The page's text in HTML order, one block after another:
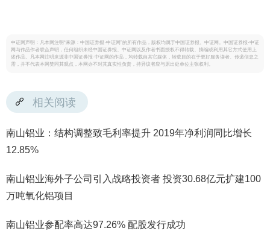
中证网声明：凡本网注明“来源：中国证券报·中证网”的所有作品，版权均属于中国证券报、中证网。中国证券报·中证
网与作品作者联合声明，任何组织未经中国证券报、中证网以及作者书面授权不得转载、摘编或利用其它方式使用上
述作品。凡本网注明来源非中国证券报·中证网的作品，均转载自其它媒体，转载目的在于更好服务读者、传递信息之
需，并不代表本网赞同其观点，本网亦不对其真实性负责，持异议者应与原出处单位主张权利。
相关阅读
南山铝业：结构调整致毛利率提升 2019年净利润同比增长
12.85%
南山铝业海外子公司引入战略投资者 投资30.68亿元扩建100
万吨氧化铝项目
南山铝业参配率高达97.26% 配股发行成功